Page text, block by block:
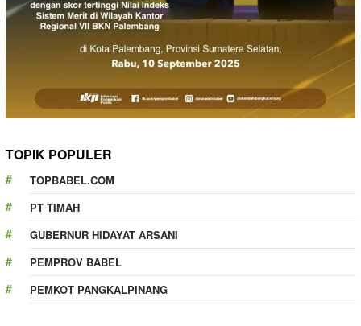
TOPIK POPULER
TOPBABEL.COM
PT TIMAH
GUBERNUR HIDAYAT ARSANI
PEMPROV BABEL
PEMKOT PANGKALPINANG